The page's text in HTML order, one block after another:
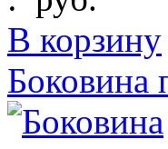
В корзину
Боковина